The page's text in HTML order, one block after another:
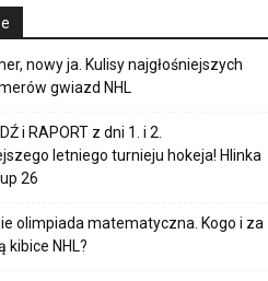
nowy ja. Kulisy najgłośniejszych
gwiazd NHL
i RAPORT z dni 1. i 2.
letniego turnieju hokeja! Hlinka
26
olimpiada matematyczna. Kogo i za
kibice NHL?